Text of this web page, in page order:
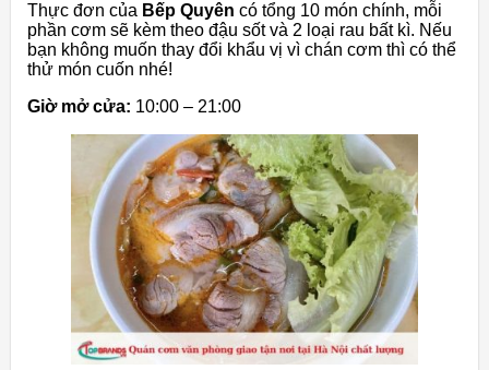
Thực đơn của Bếp Quyên có tổng 10 món chính, mỗi
phần cơm sẽ kèm theo đậu sốt và 2 loại rau bất kì. Nếu
bạn không muốn thay đổi khẩu vị vì chán cơm thì có thể
thử món cuốn nhé!
Giờ mở cửa: 10:00 – 21:00